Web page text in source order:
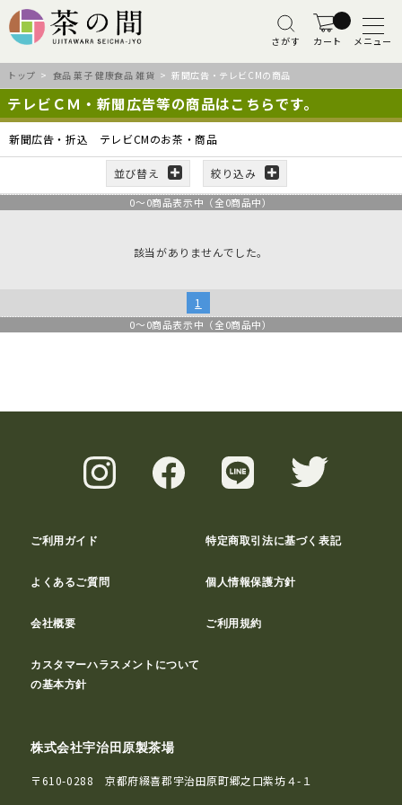
さがす カート メニュー
トップ > 食品 菓子 健康食品 雑貨 > 新聞広告・テレビCMの商品
テレビＣＭ・新聞広告等の商品はこちらです。
新聞広告・折込 テレビCMのお茶・商品
並び替え 絞り込み
0～0商品表示中（全0商品中）
該当がありませんでした。
1
0～0商品表示中（全0商品中）
ご利用ガイド 特定商取引法に基づく表記
よくあるご質問 個人情報保護方針
会社概要 ご利用規約
カスタマーハラスメントについて
の基本方針
株式会社宇治田原製茶場
〒610-0288 京都府綴喜郡宇治田原町郷之口紫坊４-１